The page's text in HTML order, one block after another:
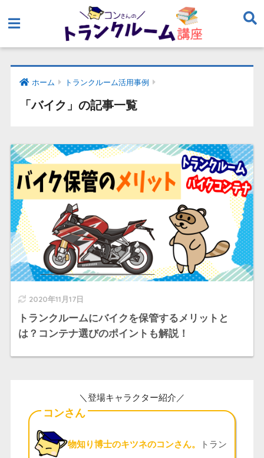
ホーム トランクルーム活用事例
「バイク」の記事一覧
2020年11月17日
トランクルームにバイクを保管するメリットと
は？コンテナ選びのポイントも解説！
＼登場キャラクター紹介／
コンさん
物知り博士のキツネのコンさん。 トラン